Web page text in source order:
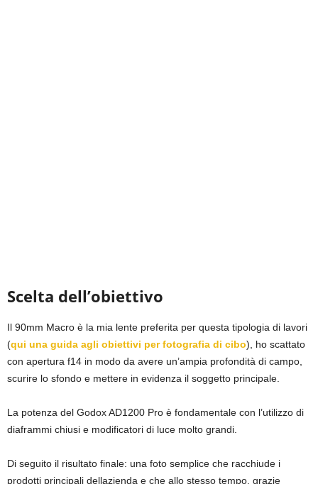
Scelta dell’obiettivo
Il 90mm Macro è la mia lente preferita per questa tipologia di lavori
(qui una guida agli obiettivi per fotografia di cibo), ho scattato
con apertura f14 in modo da avere un’ampia profondità di campo,
scurire lo sfondo e mettere in evidenza il soggetto principale.
La potenza del Godox AD1200 Pro è fondamentale con l’utilizzo di
diaframmi chiusi e modificatori di luce molto grandi.
Di seguito il risultato finale: una foto semplice che racchiude i
prodotti principali dellazienda e che allo stesso tempo, grazie